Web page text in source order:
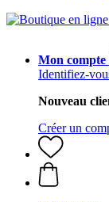
Mon compte
Identifiez-
Nouveau
Créer un